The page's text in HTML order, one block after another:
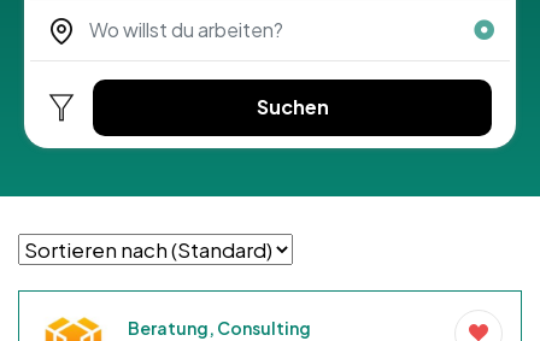
Suchen
Beratung, Consulting